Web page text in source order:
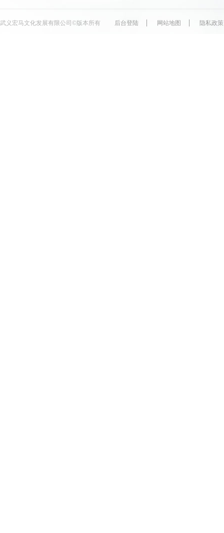
武义宏马文化发展有限公司©版本所有 后台登陆 网站地图 隐私政策